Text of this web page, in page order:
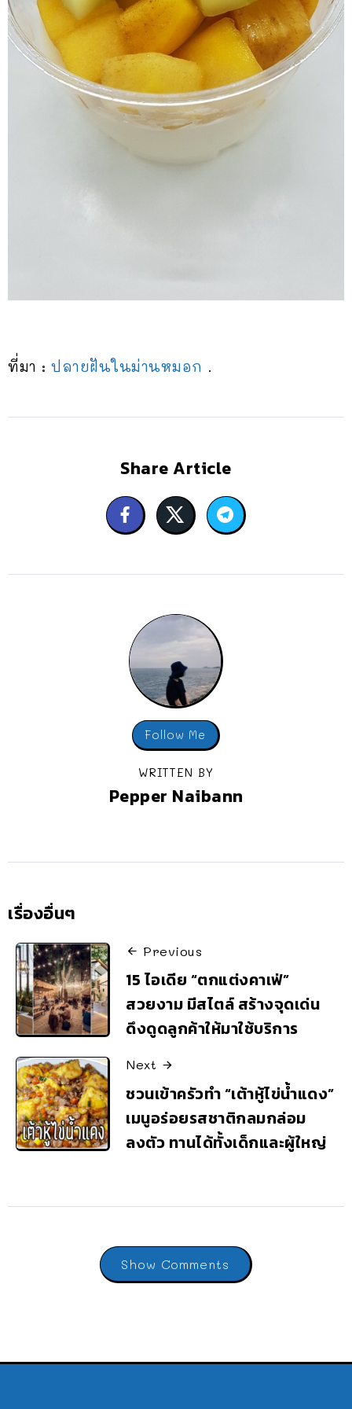
ที่มา : ปลายฝันในม่านหมอก .
Share Article
Follow Me
WRITTEN BY
Pepper Naibann
เรื่องอื่นๆ
Previous
15 ไอเดีย “ตกแต่งคาเฟ่”
สวยงาม มีสไตล์ สร้างจุดเด่น
ดึงดูดลูกค้าให้มาใช้บริการ
Next
ชวนเข้าครัวทำ “เต้าหู้ไข่น้ำแดง”
เมนูอร่อยรสชาติกลมกล่อม
ลงตัว ทานได้ทั้งเด็กและผู้ใหญ่
Show Comments